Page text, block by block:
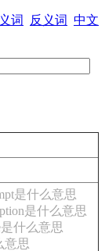
词 反义词 中文
是什么意思
是什么意思
什么意思
意思